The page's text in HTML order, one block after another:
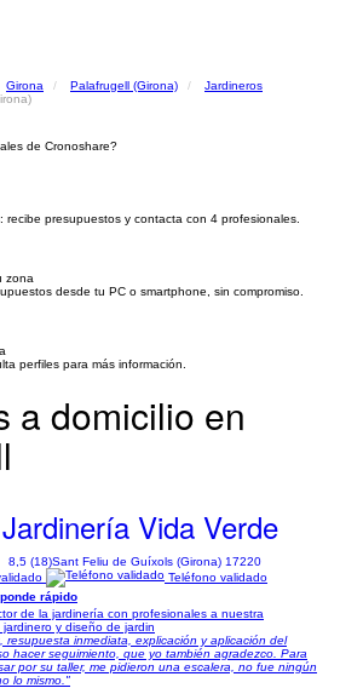
Girona Palafrugell (Girona)
Jardineros
de Cronoshare?
recibe presupuestos y contacta con 4 profesionales.
zona
desde tu PC o smartphone, sin compromiso.
perfiles para más información.
a domicilio en
Jardinería Vida Verde
8,5 (18)Sant Feliu de Guíxols (Girona) 17220
Teléfono validado
rápido
de la jardinería con profesionales a nuestra
y diseño de jardin
resupuesta inmediata, explicación y aplicación del
hacer seguimiento, que yo también agradezco. Para
por su taller, me pidieron una escalera, no fue ningún
lo mismo."